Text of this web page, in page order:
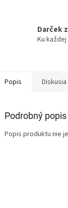
Darček
Ku
Popis Diskusia
Podrobný popis
Popis produktu nie